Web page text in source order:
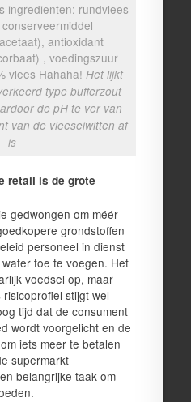
ingredienten: rundvlees
antioxidant
, voedingszuur
Hahaha! Het lijkt
type bufferzout
de pH te ver van
van de vleeseiwitten af
is
retail is de grote
gedwongen om méér
grondstoffen
personeel in dienst
toe te voegen. Het
voedsel op, maar
stijgt wel
tijd dat de consument
wordt voorgelicht en de
iets meer te betalen
supermarkt
belangrijke taak om